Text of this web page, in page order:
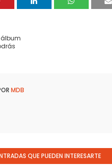
MDB
QUE PUEDEN INTERESARTE